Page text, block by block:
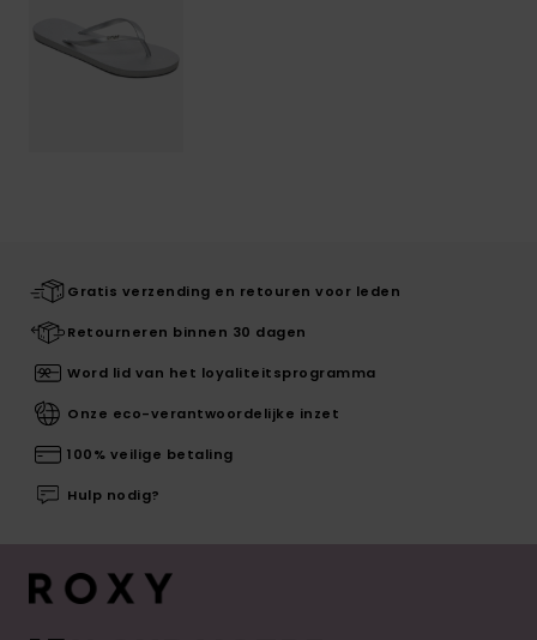
Gratis verzending en retouren voor leden
Retourneren binnen 30 dagen
Word lid van het loyaliteitsprogramma
Onze eco-verantwoordelijke inzet
100% veilige betaling
Hulp nodig?